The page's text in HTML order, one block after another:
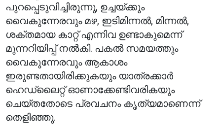
പുറപ്പെടുവിച്ചിരുന്നു, ഉച്ചയ്ക്കും
വൈകുന്നേരവും മഴ, ഇടിമിന്നൽ, മിന്നൽ,
ശക്തമായ കാറ്റ് എന്നിവ ഉണ്ടാകുമെന്ന്
മുന്നറിയിപ്പ് നൽകി. പകൽ സമയത്തും
വൈകുന്നേരവും ആകാശം
ഇരുണ്ടതായിരിക്കുകയും യാത്രക്കാർ
ഹെഡ്‌ലൈറ്റ് ഓണാക്കേണ്ടിവരികയും
ചെയ്തതോടെ പ്രവചനം കൃത്യമാണെന്ന്
തെളിഞ്ഞു.